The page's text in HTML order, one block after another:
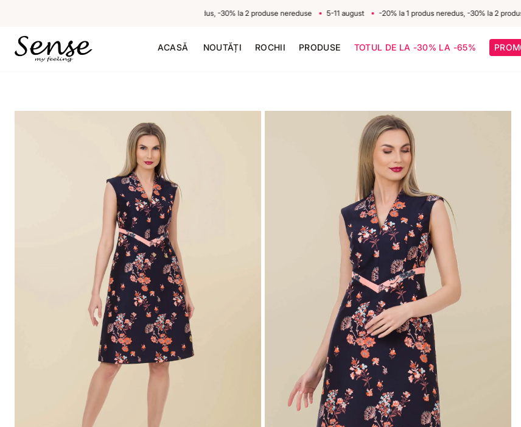
-20% la 1 produs neredus, -30% la 2 produse nereduse 5-11 august -20% la 1 produs neredus, -30% la 2 produse
ACASĂ NOUTĂȚI ROCHII PRODUSE TOTUL DE LA -30% LA -65%